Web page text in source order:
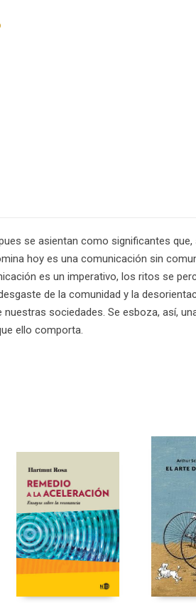
se asientan como significantes
hoy es una comunicación sin
es un imperativo, los ritos se
de la comunidad y la
sociedades. Se esboza, así,
ello comporta.